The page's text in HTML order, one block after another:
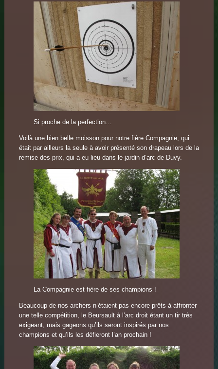
Si proche de la perfection…
Voilà une bien belle moisson pour notre fière Compagnie, qui
était par ailleurs la seule à avoir présenté son drapeau lors de la
remise des prix, qui a eu lieu dans le jardin d’arc de Duvy.
La Compagnie est fière de ses champions !
Beaucoup de nos archers n’étaient pas encore prêts à affronter
une telle compétition, le Beursault à l’arc droit étant un tir très
exigeant, mais gageons qu’ils seront inspirés par nos
champions et qu’ils les défieront l’an prochain !